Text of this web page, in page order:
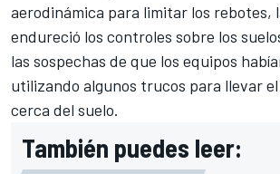
aerodinámica para limitar los rebotes,
endureció los controles sobre los
las sospechas de que los equipos
utilizando algunos trucos para llevar
cerca del suelo.
También puedes leer: